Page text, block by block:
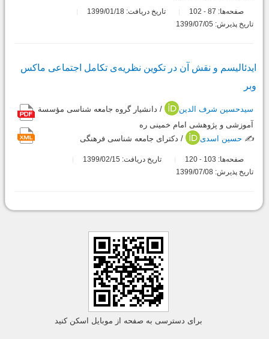
صفحه‌ها: 87
-
تاریخ دریافت: 1399/01/18
تاریخ پذیرش: 1399/07/05
ایدئالیسم و نقش آن در تکوین نظریه‌ی تکامل اجتماعی ماکس
وبر
سیدحسین شرف الدین
/ دانشیار گروه جامعه شناسی مؤسسة
آموزشی و پژوهشی امام خمینی ره
✍️ حسین اسدی / دکترای جامعه شناسی فرهنگی
صفحه‌ها: 103
-
تاریخ دریافت: 1399/02/15
تاریخ پذیرش: 1399/07/08
برای دسترسی به صفحه از موبایل اسکن کنید